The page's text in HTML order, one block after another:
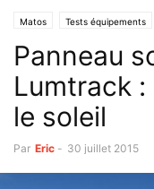
Matos Tests équipements
Panneau
Lumtrack
le soleil
Par Eric - 30 juillet 2015